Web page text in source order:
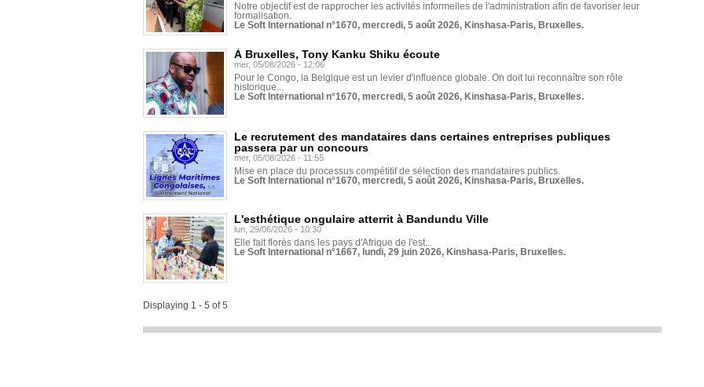
Notre objectif est de rapprocher les activités informelles de l'administration afin de favoriser leur
formalisation.
Le Soft International n°1670, mercredi, 5 août 2026, Kinshasa-Paris, Bruxelles.
À Bruxelles, Tony Kanku Shiku écoute
mer, 05/08/2026 - 12:06
Pour le Congo, la Belgique est un levier d'influence globale. On doit lui reconnaître son rôle
historique...
Le Soft International n°1670, mercredi, 5 août 2026, Kinshasa-Paris, Bruxelles.
Le recrutement des mandataires dans certaines entreprises publiques
passera par un concours
mer, 05/08/2026 - 11:55
Mise en place du processus compétitif de sélection des mandataires publics.
Le Soft International n°1670, mercredi, 5 août 2026, Kinshasa-Paris, Bruxelles.
L'esthétique ongulaire atterrit à Bandundu Ville
lun, 29/06/2026 - 10:30
Elle fait florès dans les pays d'Afrique de l'est...
Le Soft International n°1667, lundi, 29 juin 2026, Kinshasa-Paris, Bruxelles.
Displaying 1 - 5 of 5